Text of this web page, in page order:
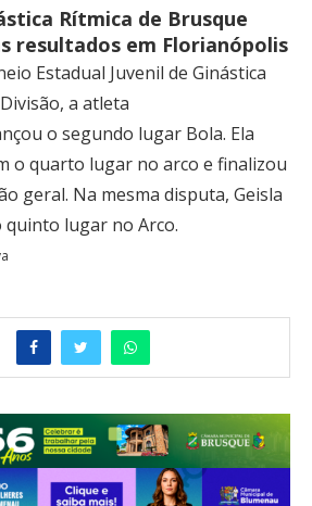
Rítmica de Brusque
resultados em Florianópolis
Estadual Juvenil de Ginástica
a atleta
o segundo lugar Bola. Ela
o quarto lugar no arco e finalizou
geral. Na mesma disputa, Geisla
quinto lugar no Arco.